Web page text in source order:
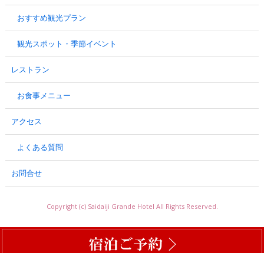
おすすめ観光プラン
観光スポット・季節イベント
レストラン
お食事メニュー
アクセス
よくある質問
お問合せ
Copyright (c) Saidaiji Grande Hotel All Rights Reserved.